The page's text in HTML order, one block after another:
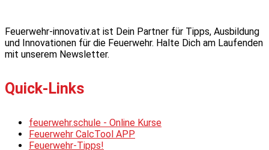
Feuerwehr-innovativ.at ist Dein Partner für Tipps, Ausbildung
und Innovationen für die Feuerwehr. Halte Dich am Laufenden
mit unserem Newsletter.
Quick-Links
feuerwehr.schule - Online Kurse
Feuerwehr CalcTool APP
Feuerwehr-Tipps!